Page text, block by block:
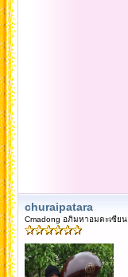
churaipatara
Cmadong อภิมหาอมตะเซียน